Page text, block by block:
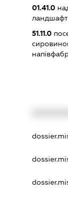
01.41.0
51.11.0